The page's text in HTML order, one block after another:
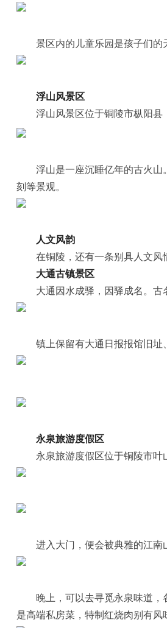
景区内的儿童乐园是孩子们的
浮山风景区
浮山风景区位于铜陵市枞阳县
浮山是一座沉睡亿年的古火
刻等景观。
人文风韵
在铜陵，还有一条别具人文风
大通古镇景区
大通因水成驿，因驿成名。古
镇上保留有大通日报报馆旧址
永泉旅游度假区
永泉旅游度假区位于铜陵市叶
进入大门，便会被典雅的江南
晚上，可以去寻觅永泉味道
是高端私房菜，特制红烧肉别有风